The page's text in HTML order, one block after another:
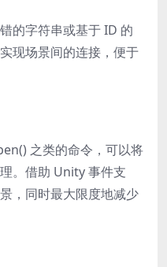
的字符串或基于 ID 的
现场景间的连接，便于
之类的命令，可以将
。借助 Unity 事件支
，同时最大限度地减少